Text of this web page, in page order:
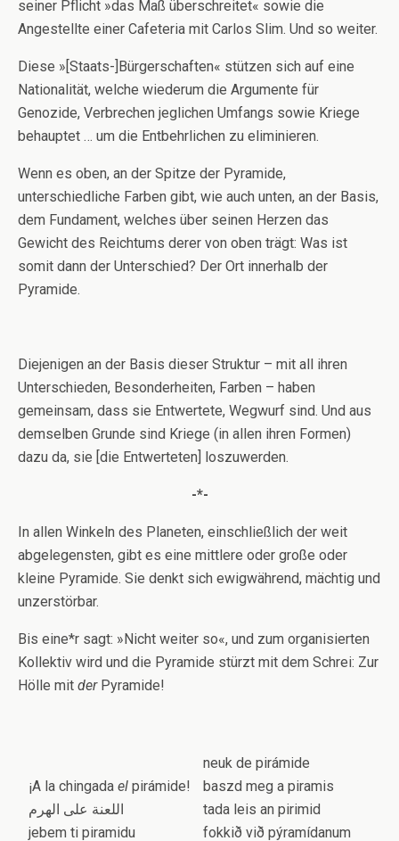
seiner Pflicht »das Maß überschreitet« sowie die
Angestellte einer Cafeteria mit Carlos Slim. Und so weiter.
Diese »[Staats-]Bürgerschaften« stützen sich auf eine
Nationalität, welche wiederum die Argumente für
Genozide, Verbrechen jeglichen Umfangs sowie Kriege
behauptet … um die Entbehrlichen zu eliminieren.
Wenn es oben, an der Spitze der Pyramide,
unterschiedliche Farben gibt, wie auch unten, an der Basis,
dem Fundament, welches über seinen Herzen das
Gewicht des Reichtums derer von oben trägt: Was ist
somit dann der Unterschied? Der Ort innerhalb der
Pyramide.
Diejenigen an der Basis dieser Struktur – mit all ihren
Unterschieden, Besonderheiten, Farben – haben
gemeinsam, dass sie Entwertete, Wegwurf sind. Und aus
demselben Grunde sind Kriege (in allen ihren Formen)
dazu da, sie [die Entwerteten] loszuwerden.
-*-
In allen Winkeln des Planeten, einschließlich der weit
abgelegensten, gibt es eine mittlere oder große oder
kleine Pyramide. Sie denkt sich ewigwährend, mächtig und
unzerstörbar.
Bis eine*r sagt: »Nicht weiter so«, und zum organisierten
Kollektiv wird und die Pyramide stürzt mit dem Schrei: Zur
Hölle mit derPyramide!
¡A la chingada el pirámide!
اللعنة على الهرم
jebem ti piramidu
neuk de pirámide
baszd meg a piramis
tada leis an pirimid
fokkið við pýramídanum